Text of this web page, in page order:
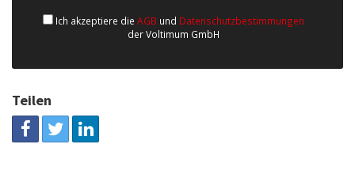
Ich akzeptiere die AGB und Datenschutzbestimmungen
der Voltimum GmbH
Teilen